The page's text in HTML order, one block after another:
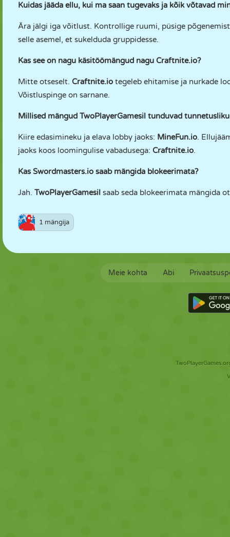
Kuidas jääda ellu, kui ma saan tugevaks ja kõik võtavad
Ära jälgi iga võitlust. Kontrollige ruumi, püsige
selle asemel, et sukelduda gruppidesse.
Kas see on nagu käsitöömängud nagu Craftnite.io?
Mitte otseselt. Craftnite.io tegeleb ehitamise ja nurkade
Võistluspinge on sarnane.
Millised mängud TwoPlayerGamesil tunduvad
Kiire edasimineku ja elava lobby jaoks: MineFun.io.
jaoks koos loomingulise vabadusega: Craftnite.io.
Kas Swordmasters.io saab mängida blokeerimata?
Jah. TwoPlayerGamesil saab seda blokeerimata mängida
1 mängija
Meie kohta Abi